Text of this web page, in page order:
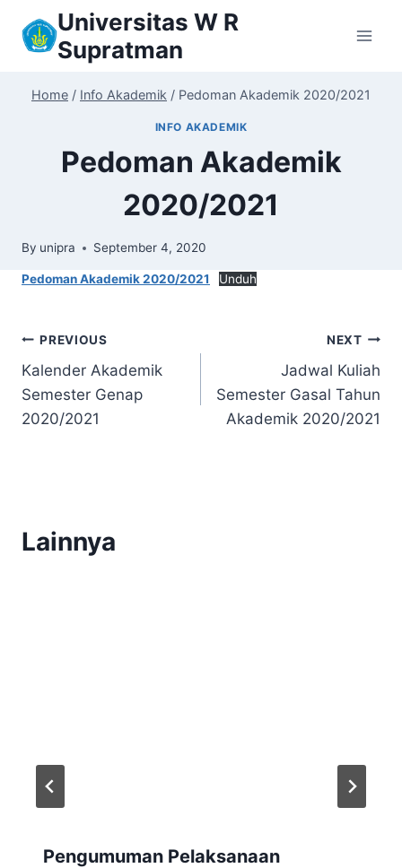
Universitas W R
Supratman
Home / Info Akademik / Pedoman Akademik 2020/2021
INFO AKADEMIK
Pedoman Akademik
2020/2021
By unipra September 4, 2020
Pedoman Akademik 2020/2021 Unduh
Post
navigation
PREVIOUS
Kalender Akademik
Semester Genap
2020/2021
NEXT
Jadwal Kuliah
Semester Gasal Tahun
Akademik 2020/2021
Lainnya
Pengumuman Pelaksanaan